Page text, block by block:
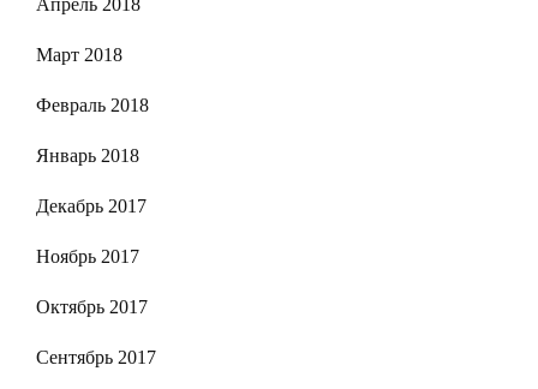
Март 2018
Февраль 2018
Январь 2018
Декабрь 2017
Ноябрь 2017
Октябрь 2017
Сентябрь 2017